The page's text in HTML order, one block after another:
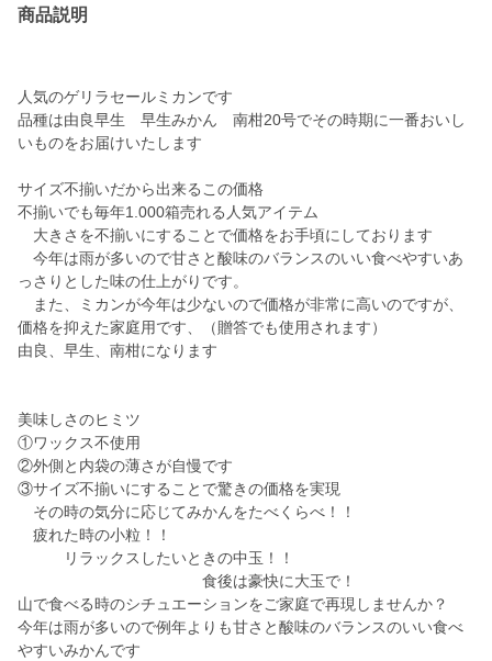
商品説明
人気のゲリラセールミカンです
品種は由良早生 早生みかん 南柑20号でその時期に一番おいし
いものをお届けいたします
サイズ不揃いだから出来るこの価格
不揃いでも毎年1.000箱売れる人気アイテム
大きさを不揃いにすることで価格をお手頃にしております
今年は雨が多いので甘さと酸味のバランスのいい食べやすいあ
っさりとした味の仕上がりです。
また、ミカンが今年は少ないので価格が非常に高いのですが、
価格を抑えた家庭用です、（贈答でも使用されます）
由良、早生、南柑になります
美味しさのヒミツ
①ワックス不使用
②外側と内袋の薄さが自慢です
③サイズ不揃いにすることで驚きの価格を実現
その時の気分に応じてみかんをたべくらべ！！
疲れた時の小粒！！
リラックスしたいときの中玉！！
食後は豪快に大玉で！
山で食べる時のシチュエーションをご家庭で再現しませんか？
今年は雨が多いので例年よりも甘さと酸味のバランスのいい食べ
やすいみかんです